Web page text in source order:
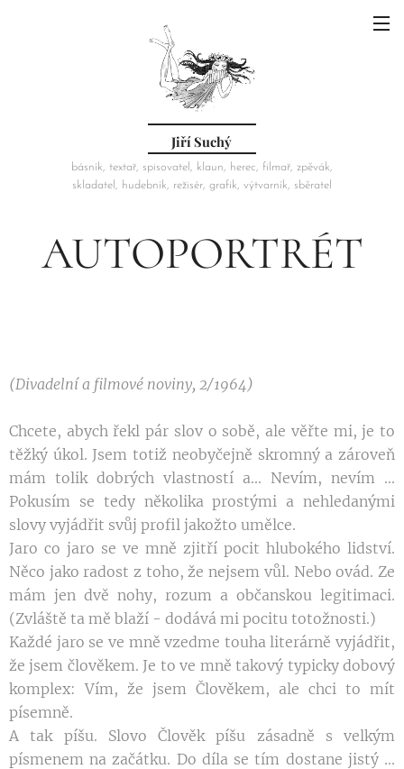
Jiří Suchý
básník, textař, spisovatel, klaun, herec, filmař, zpěvák,
skladatel, hudebník, režisér, grafik, výtvarník, sběratel
AUTOPORTRÉT
(Divadelní a filmové noviny, 2/1964)
Chcete, abych řekl pár slov o sobě, ale věřte mi, je to
těžký úkol. Jsem totiž neobyčejně skromný a zároveň
mám tolik dobrých vlastností a... Nevím, nevím ...
Pokusím se tedy několika prostými a nehledanými
slovy vyjádřit svůj profil jakožto umělce.
Jaro co jaro se ve mně zjitří pocit hlubokého lidství.
Něco jako radost z toho, že nejsem vůl. Nebo ovád. Ze
mám jen dvě nohy, rozum a občanskou legitimaci.
(Zvláště ta mě blaží - dodává mi pocitu totožnosti.)
Každé jaro se ve mně vzedme touha literárně vyjádřit,
že jsem člověkem. Je to ve mně takový typicky dobový
komplex: Vím, že jsem Člověkem, ale chci to mít
písemně.
A tak píšu. Slovo Člověk píšu zásadně s velkým
písmenem na začátku. Do díla se tím dostane jistý ...